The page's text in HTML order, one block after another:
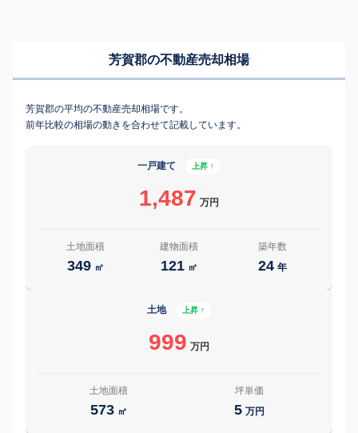
芳賀郡の不動産売却相場
芳賀郡の平均の不動産売却相場です。
前年比較の相場の動きを合わせて記載しています。
一戸建て 上昇 ↑
1,487 万円
土地面積
349 ㎡
建物面積
121 ㎡
築年数
24 年
土地 上昇 ↑
999 万円
土地面積
573 ㎡
坪単価
5 万円